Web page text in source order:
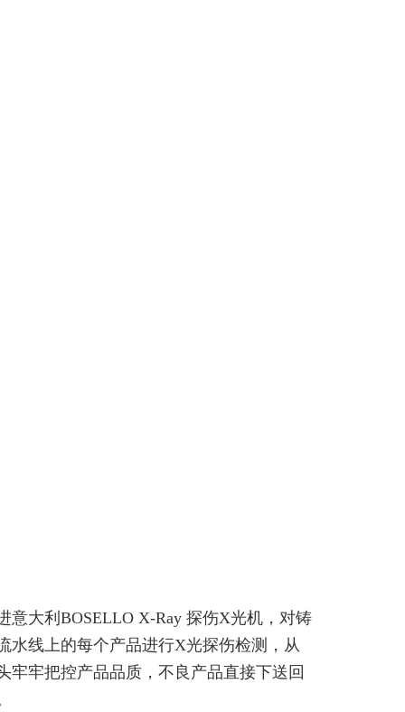
意大利BOSELLO X-Ray 探伤X光机，对铸
水线上的每个产品进行X光探伤检测，从
牢牢把控产品品质，不良产品直接下送回